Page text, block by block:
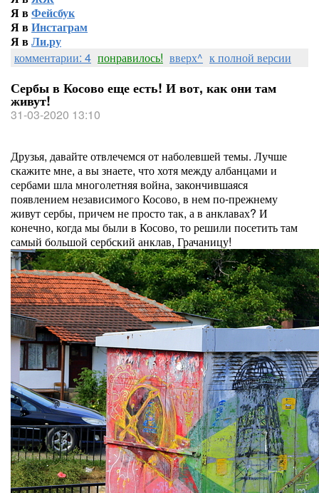
Я вФейсбук
Я вИнстаграм
Я вЛи.ру
комментарии: 4 понравилось! вверх^ к полной версии
Сербы в Косово еще есть! И вот, как они там
живут!
31-03-2020 13:10
Друзья, давайте отвлечемся от наболевшей темы. Лучше
скажите мне, а вы знаете, что хотя между албанцами и
сербами шла многолетняя война, закончившаяся
появлением независимого Косово, в нем по-прежнему
живут сербы, причем не просто так, а в анклавах? И
конечно, когда мы были в Косово, то решили посетить там
самый большой сербский анклав, Грачаницу!